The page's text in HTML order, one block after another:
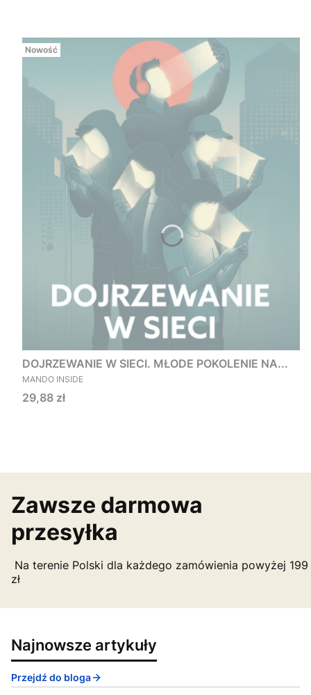
Nowość
DOJRZEWANIE W SIECI. MŁODE POKOLENIE NA...
PRODUCENT
MANDO INSIDE
Cena
29,88 zł
Zawsze darmowa
przesyłka
Na terenie Polski dla każdego zamówienia powyżej 199
zł
Najnowsze artykuły
Przejdź do bloga